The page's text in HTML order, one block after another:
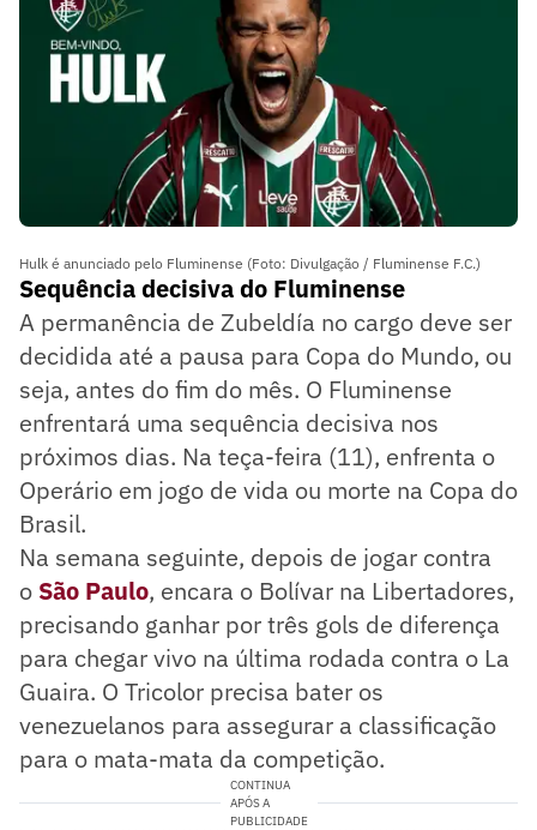
Hulk é anunciado pelo Fluminense (Foto: Divulgação / Fluminense F.C.)
Sequência decisiva do Fluminense
A permanência de Zubeldía no cargo deve ser
decidida até a pausa para Copa do Mundo, ou
seja, antes do fim do mês. O Fluminense
enfrentará uma sequência decisiva nos
próximos dias. Na teça-feira (11), enfrenta o
Operário em jogo de vida ou morte na Copa do
Brasil.
Na semana seguinte, depois de jogar contra
o São Paulo, encara o Bolívar na Libertadores,
precisando ganhar por três gols de diferença
para chegar vivo na última rodada contra o La
Guaira. O Tricolor precisa bater os
venezuelanos para assegurar a classificação
para o mata-mata da competição.
CONTINUA
APÓS A
PUBLICIDADE